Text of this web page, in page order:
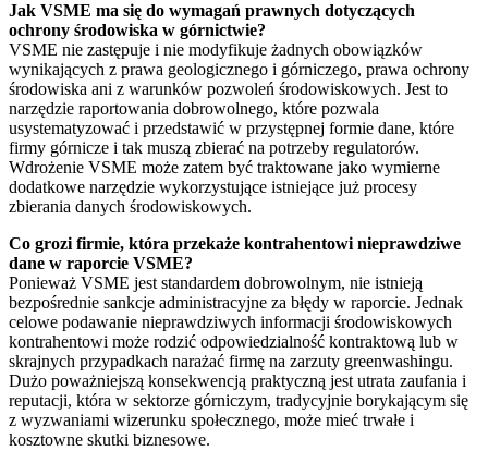
Jak VSME ma się do wymagań prawnych dotyczących
ochrony środowiska w górnictwie?
VSME nie zastępuje i nie modyfikuje żadnych obowiązków
wynikających z prawa geologicznego i górniczego, prawa ochrony
środowiska ani z warunków pozwoleń środowiskowych. Jest to
narzędzie raportowania dobrowolnego, które pozwala
usystematyzować i przedstawić w przystępnej formie dane, które
firmy górnicze i tak muszą zbierać na potrzeby regulatorów.
Wdrożenie VSME może zatem być traktowane jako wymierne
dodatkowe narzędzie wykorzystujące istniejące już procesy
zbierania danych środowiskowych.
Co grozi firmie, która przekaże kontrahentowi nieprawdziwe
dane w raporcie VSME?
Ponieważ VSME jest standardem dobrowolnym, nie istnieją
bezpośrednie sankcje administracyjne za błędy w raporcie. Jednak
celowe podawanie nieprawdziwych informacji środowiskowych
kontrahentowi może rodzić odpowiedzialność kontraktową lub w
skrajnych przypadkach narażać firmę na zarzuty greenwashingu.
Dużo poważniejszą konsekwencją praktyczną jest utrata zaufania i
reputacji, która w sektorze górniczym, tradycyjnie borykającym się
z wyzwaniami wizerunku społecznego, może mieć trwałe i
kosztowne skutki biznesowe.